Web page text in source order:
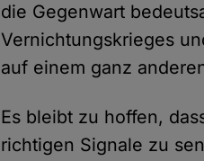
die Gegenwart
Vernichtungskrieges
auf einem ganz
Es bleibt zu hoffen,
richtigen Signale zu